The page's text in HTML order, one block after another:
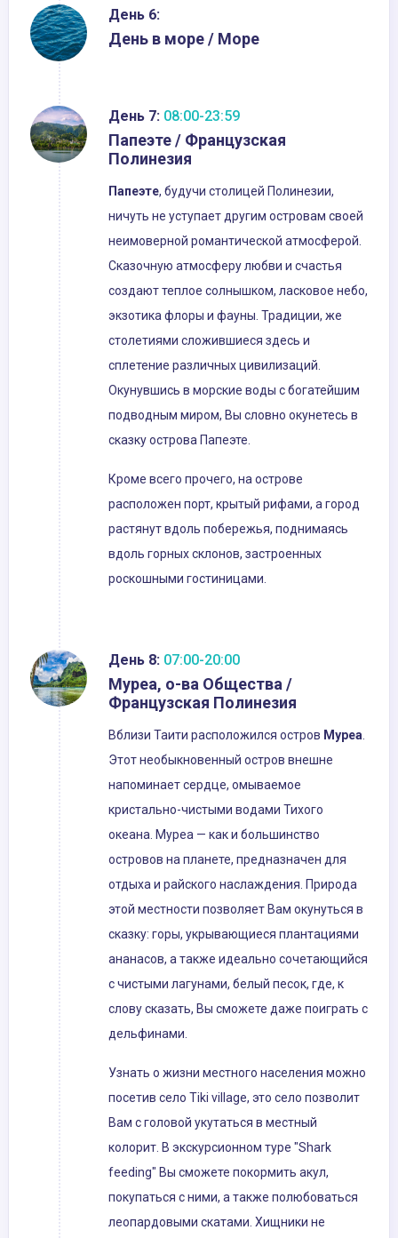
День 6:
День в море / Море
День 7: 08:00-23:59
Папеэте / Французская
Полинезия
Папеэте, будучи столицей Полинезии,
ничуть не уступает другим островам своей
неимоверной романтической атмосферой.
Сказочную атмосферу любви и счастья
создают теплое солнышком, ласковое небо,
экзотика флоры и фауны. Традиции, же
столетиями сложившиеся здесь и
сплетение различных цивилизаций.
Окунувшись в морские воды с богатейшим
подводным миром, Вы словно окунетесь в
сказку острова Папеэте.
Кроме всего прочего, на острове
расположен порт, крытый рифами, а город
растянут вдоль побережья, поднимаясь
вдоль горных склонов, застроенных
роскошными гостиницами.
День 8: 07:00-20:00
Муреа, о-ва Общества /
Французская Полинезия
Вблизи Таити расположился остров Муреа
Этот необыкновенный остров внешне
напоминает сердце, омываемое
кристально-чистыми водами Тихого
океана. Муреа — как и большинство
островов на планете, предназначен для
отдыха и райского наслаждения. Природа
этой местности позволяет Вам окунуться в
сказку: горы, укрывающиеся плантациями
ананасов, а также идеально сочетающийся
с чистыми лагунами, белый песок, где, к
слову сказать, Вы сможете даже поиграть с
дельфинами.
Узнать о жизни местного населения можно
посетив село Tiki village, это село позволит
Вам с головой укутаться в местный
колорит. В экскурсионном туре "Shark
feeding" Вы сможете покормить акул,
покупаться с ними, а также полюбоваться
леопардовыми скатами. Хищники не